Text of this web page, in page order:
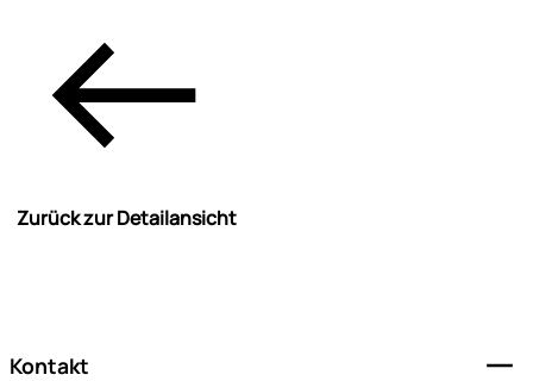
Zurück zur Detailansicht
Kontakt